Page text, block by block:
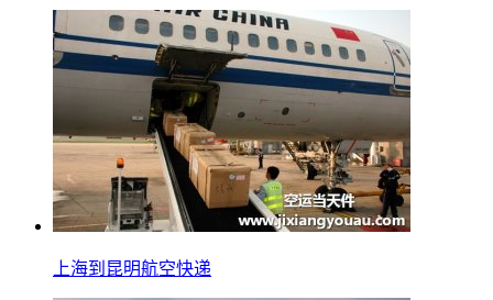
上海到昆明航空快递